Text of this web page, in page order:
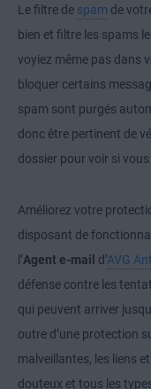
Le filtre de spam de
bien et filtre les spams
voyiez même pas dans
bloquer certains
spam sont purgés
donc être pertinent de
dossier pour voir si
Améliorez votre
disposant de
l’Agent e-mail d’AVG
défense contre les
qui peuvent arriver
outre d’une protection
malveillantes, les liens
douteux et tous les